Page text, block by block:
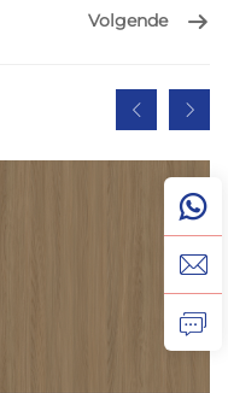
Volgende